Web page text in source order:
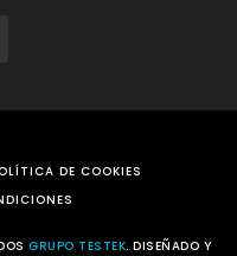
DE COOKIES
GRUPO TESTEK. DISEÑADO Y